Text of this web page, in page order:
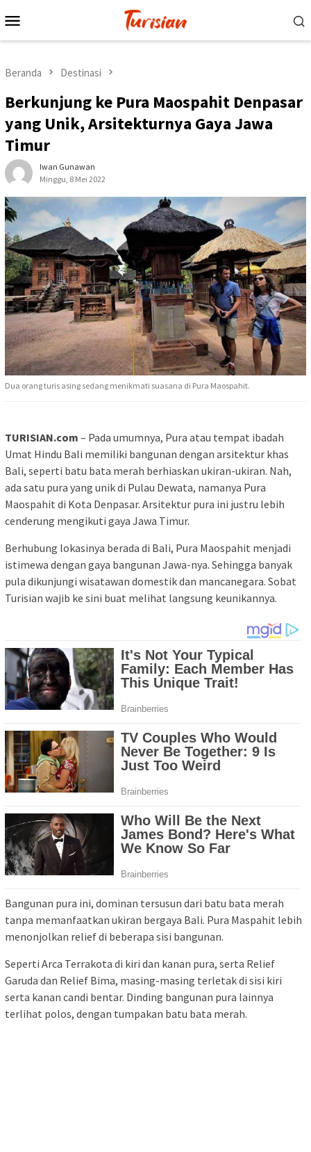
ke
Mobile
Beranda Destinasi
Berkunjung ke Pura Maospahit Denpasar
yang Unik, Arsitekturnya Gaya Jawa
Timur
Iwan Gunawan
Minggu, 8 Mei 2022
Dua orang turis asing sedang menikmati suasana di Pura Maospahit.
TURISIAN.com – Pada umumnya, Pura atau tempat ibadah
Umat Hindu Bali memiliki bangunan dengan arsitektur khas
Bali, seperti batu bata merah berhiaskan ukiran-ukiran. Nah,
ada satu pura yang unik di Pulau Dewata, namanya Pura
Maospahit di Kota Denpasar. Arsitektur pura ini justru lebih
cenderung mengikuti gaya Jawa Timur.
Berhubung lokasinya berada di Bali, Pura Maospahit menjadi
istimewa dengan gaya bangunan Jawa-nya. Sehingga banyak
pula dikunjungi wisatawan domestik dan mancanegara. Sobat
Turisian wajib ke sini buat melihat langsung keunikannya.
Bangunan pura ini, dominan tersusun dari batu bata merah
tanpa memanfaatkan ukiran bergaya Bali. Pura Maspahit lebih
menonjolkan relief di beberapa sisi bangunan.
Seperti Arca Terrakota di kiri dan kanan pura, serta Relief
Garuda dan Relief Bima, masing-masing terletak di sisi kiri
serta kanan candi bentar. Dinding bangunan pura lainnya
terlihat polos, dengan tumpakan batu bata merah.